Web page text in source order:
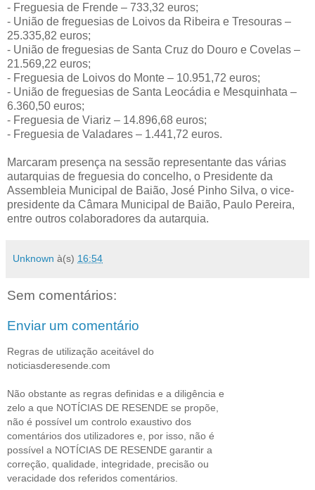
- Freguesia de Frende – 733,32 euros;
- União de freguesias de Loivos da Ribeira e Tresouras –
25.335,82 euros;
- União de freguesias de Santa Cruz do Douro e Covelas –
21.569,22 euros;
- Freguesia de Loivos do Monte – 10.951,72 euros;
- União de freguesias de Santa Leocádia e Mesquinhata –
6.360,50 euros;
- Freguesia de Viariz – 14.896,68 euros;
- Freguesia de Valadares – 1.441,72 euros.
Marcaram presença na sessão representante das várias
autarquias de freguesia do concelho, o Presidente da
Assembleia Municipal de Baião, José Pinho Silva, o vice-
presidente da Câmara Municipal de Baião, Paulo Pereira,
entre outros colaboradores da autarquia.
Unknown à(s) 16:54
Sem comentários:
Enviar um comentário
Regras de utilização aceitável do
noticiasderesende.com
Não obstante as regras definidas e a diligência e
zelo a que NOTÍCIAS DE RESENDE se propõe,
não é possível um controlo exaustivo dos
comentários dos utilizadores e, por isso, não é
possível a NOTÍCIAS DE RESENDE garantir a
correção, qualidade, integridade, precisão ou
veracidade dos referidos comentários.